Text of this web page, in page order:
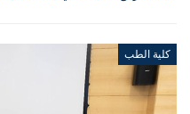
كلية الطب